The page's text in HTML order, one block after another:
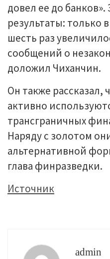
довел ее до
результаты: только
шесть раз
сообщений о
доложил Чиханчин.
Он также
активно
трансграничных
Наряду с золотом
альтернативной
глава финразведки.
Источник
admin